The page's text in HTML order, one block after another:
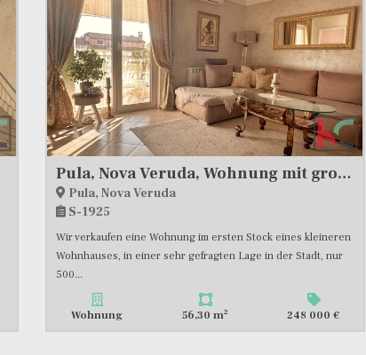
Pula, Nova Veruda, Wohnung mit großem Balkon und 2 Schlafzimmern, 56 m2 #zu verkaufen
Pula, Nova Veruda
S-1925
Wir verkaufen eine Wohnung im ersten Stock eines kleineren
Wohnhauses, in einer sehr gefragten Lage in der Stadt, nur
500...
Wohnung 56,30 m2 248 000 €